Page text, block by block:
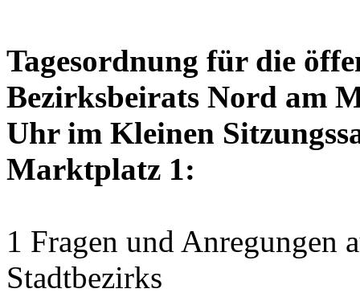
Tagesordnung für die
Bezirksbeirats Nord am
Uhr im Kleinen
Marktplatz 1:
1 Fragen und Anregungen
Stadtbezirks